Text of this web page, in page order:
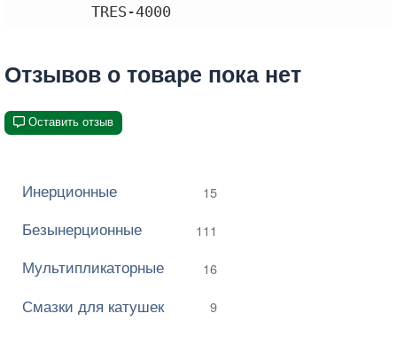
TRES-4000
Отзывов о товаре пока нет
Оставить отзыв
Инерционные 15
Безынерционные 111
Мультипликаторные 16
Смазки для катушек 9